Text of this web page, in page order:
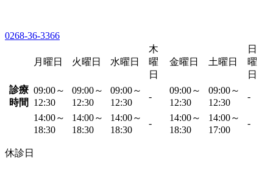
0268-36-3366
月曜日 火曜日 水曜日
木
曜
日
金曜日 土曜日
日
曜
日
診療
時間
09:00～
12:30
09:00～
12:30
09:00～
12:30
-
09:00～
12:30
09:00～
12:30
-
14:00～
18:30
14:00～
18:30
14:00～
18:30
-
14:00～
18:30
14:00～
17:00
-
休診日